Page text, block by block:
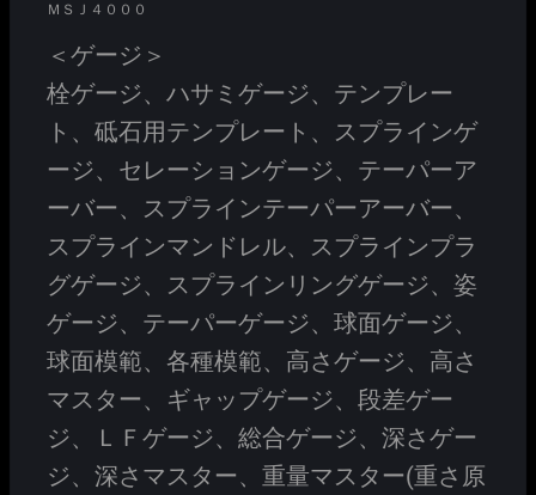
ＭＳＪ４０００
＜ゲージ＞
栓ゲージ、ハサミゲージ、テンプレー
ト、砥石用テンプレート、スプラインゲ
ージ、セレーションゲージ、テーパーア
ーバー、スプラインテーパーアーバー、
スプラインマンドレル、スプラインプラ
グゲージ、スプラインリングゲージ、姿
ゲージ、テーパーゲージ、球面ゲージ、
球面模範、各種模範、高さゲージ、高さ
マスター、ギャップゲージ、段差ゲー
ジ、ＬＦゲージ、総合ゲージ、深さゲー
ジ、深さマスター、重量マスター(重さ原